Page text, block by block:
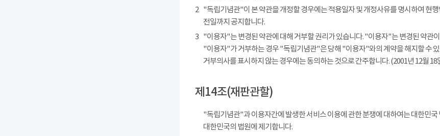
2 "독립기념관"이 본 약관을 개정할 경우에는 적용일자 및 개정사유를 명시하여 현
전일까지 공지합니다.
3 "이용자"는 변경된 약관에 대해 거부할 권리가 있습니다. "이용자"는 변경된 약관
"이용자"가 거부하는 경우 "독립기념관"은 당해 "이용자"와의 계약을 해지할 수
거부의사를 표시하지 않는 경우에는 동의하는 것으로 간주합니다. (2001년 12월 18
제14조(재판관할)
"독립기념관"과 이용자간에 발생한 서비스 이용에 관한 분쟁에 대하여는 대한민
대한민국의 법원에 제기합니다.